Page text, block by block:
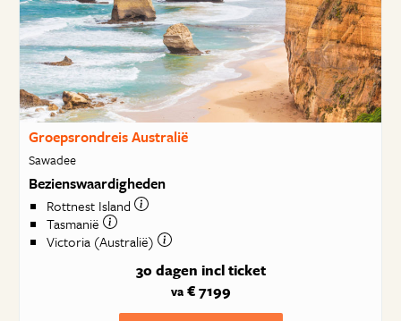
Groepsrondreis Australië
Sawadee
Bezienswaardigheden
Rottnest Island
Tasmanië
Victoria (Australië)
30 dagen incl ticket
va€ 7199